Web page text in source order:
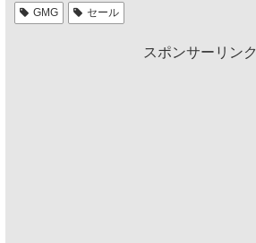
GMG セール
スポンサーリンク